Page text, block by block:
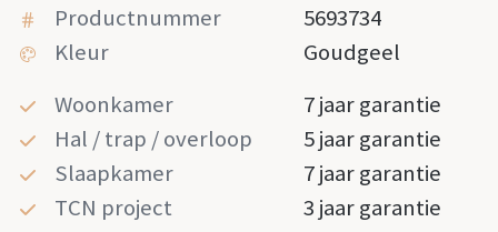
Productnummer
5693734
Kleur
Goudgeel
Woonkamer
7 jaar garantie
Hal / trap / overloop
5 jaar garantie
Slaapkamer
7 jaar garantie
TCN project
3 jaar garantie